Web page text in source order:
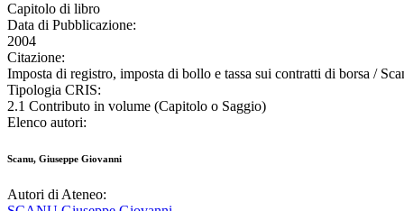
Capitolo di libro
Data di Pubblicazione:
2004
Citazione:
Imposta di registro, imposta di bollo e tassa sui contratti di borsa /
Tipologia CRIS:
2.1 Contributo in volume (Capitolo o Saggio)
Elenco autori:
Scanu, Giuseppe Giovanni
Autori di Ateneo: